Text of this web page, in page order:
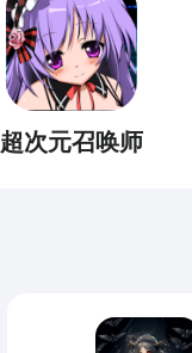
超次元召唤师